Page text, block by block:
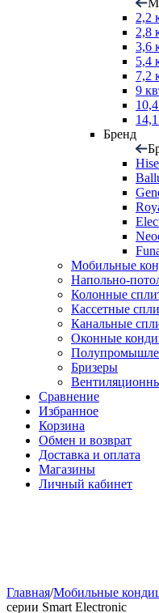
2,2
2,8
3,6
5,4
7,2
9
Бренд
Мобильные
Напольно-
Колонные
Кассетные
Канальные
Оконные
Бризеры
Сравнение
Избранное
Корзина
Обмен и возврат
Доставка и оплата
Магазины
Личный кабинет
Главная/Мобильные
серии Smart Electronic